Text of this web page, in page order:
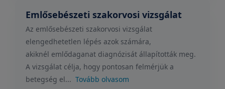
Emlősebészeti szakorvosi vizsgálat
Az emlősebészeti szakorvosi vizsgálat
elengedhetetlen lépés azok számára,
akiknél emlődaganat diagnózisát állapították meg.
A vizsgálat célja, hogy pontosan felmérjük a
betegség el... Tovább olvasom